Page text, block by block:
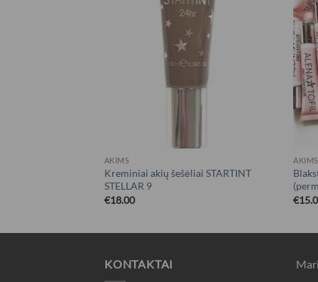
AKIMS
Kreminiai akių šešėliai STARTINT
STELLAR 9
€18.00
AKIMS
€
KONTAKTAI